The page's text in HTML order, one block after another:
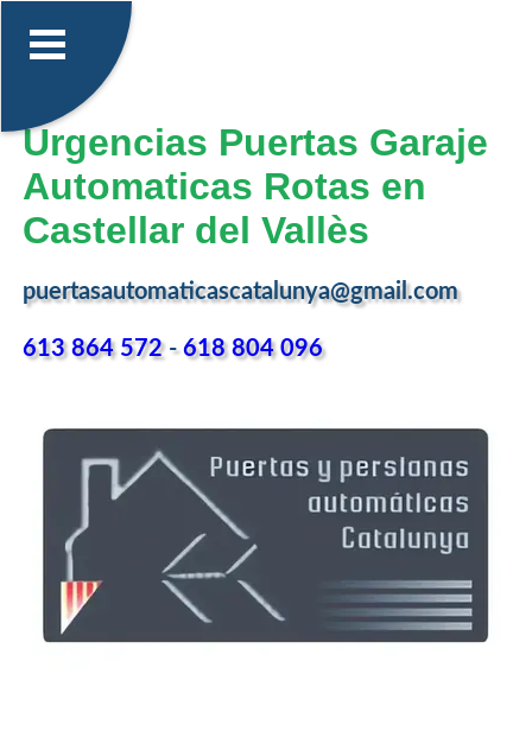
Urgencias Puertas Garaje
Automaticas Rotas en
Castellar del Vallès
puertasautomaticascatalunya@gmail.com
613 864 572-618 804 096